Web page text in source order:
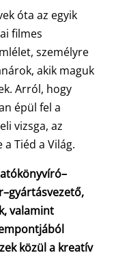
óta az egyik
filmes
személyre
akik maguk
Arról, hogy
épül fel a
vizsga, az
Tiéd a Világ.
valamint
közül a kreatív